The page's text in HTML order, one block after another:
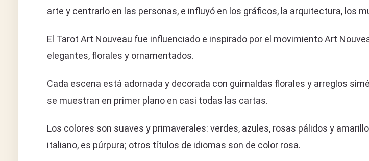
arte y centrarlo en las personas, e influyó en los gráficos, la arquitectura, los
El Tarot Art Nouveau fue influenciado e inspirado por el movimiento Art
elegantes, florales y ornamentados.
Cada escena está adornada y decorada con guirnaldas florales y arreglos
se muestran en primer plano en casi todas las cartas.
Los colores son suaves y primaverales: verdes, azules, rosas pálidos y
italiano, es púrpura; otros títulos de idiomas son de color rosa.